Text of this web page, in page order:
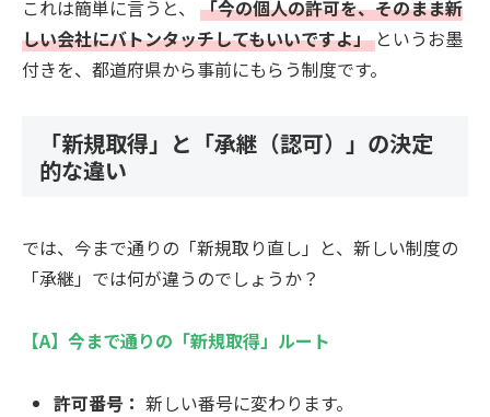
これは簡単に言うと、 「今の個人の許可を、そのまま新
しい会社にバトンタッチしてもいいですよ」 というお墨
付きを、都道府県から事前にもらう制度です。
「新規取得」と「承継（認可）」の決定
的な違い
では、今まで通りの「新規取り直し」と、新しい制度の
「承継」では何が違うのでしょうか？
【A】今まで通りの「新規取得」ルート
許可番号： 新しい番号に変わります。